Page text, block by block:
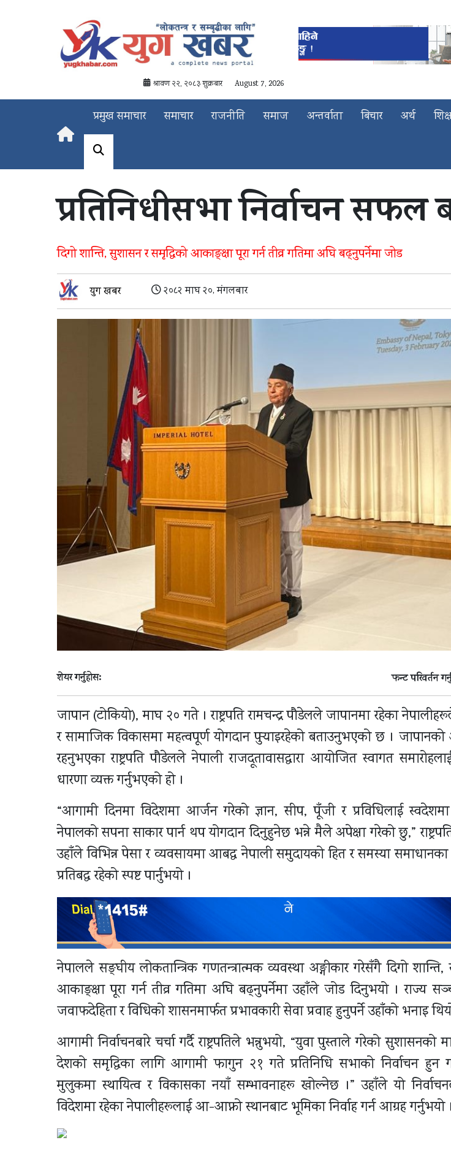
श्रावण २२, २०८३ शुक्रबार August 7, 2026
प्रमुख समाचार समाचार राजनीति समाज अन्तर्वाता बिचार अर्थ
प्रतिनिधीसभा निर्वाचन सफल
दिगो शान्ति, सुशासन र समृद्धिको आकाङ्क्षा पूरा गर्न तीव्र गतिमा अघि बढ्नुपर्नेमा जोड
युग खबर २०८२ माघ २०, मंगलबार
शेयर गर्नुहोस: फन्ट परिवर्तन
जापान (टोकियो), माघ २० गते । राष्ट्रपति रामचन्द्र पौडेलले जापानमा रहेका
र सामाजिक विकासमा महत्वपूर्ण योगदान पुर्‍याइरहेको बताउनुभएको छ ।
रहनुभएका राष्ट्रपति पौडेलले नेपाली राजदूतावासद्वारा आयोजित स्वागत
धारणा व्यक्त गर्नुभएको हो ।
“आगामी दिनमा विदेशमा आर्जन गरेको ज्ञान, सीप, पूँजी र प्रविधिलाई स्वदेशमा
नेपालको सपना साकार पार्न थप योगदान दिनुहुनेछ भन्ने मैले अपेक्षा गरेको छु,”
उहाँले विभिन्न पेसा र व्यवसायमा आबद्ध नेपाली समुदायको हित र समस्या
प्रतिबद्ध रहेको स्पष्ट पार्नुभयो ।
नेपालले सङ्घीय लोकतान्त्रिक गणतन्त्रात्मक व्यवस्था अङ्गीकार गरेसँगै दिगो
आकाङ्क्षा पूरा गर्न तीव्र गतिमा अघि बढ्नुपर्नेमा उहाँले जोड दिनुभयो । राज्य
जवाफदेहिता र विधिको शासनमार्फत प्रभावकारी सेवा प्रवाह हुनुपर्ने उहाँको भनाइ
आगामी निर्वाचनबारे चर्चा गर्दै राष्ट्रपतिले भन्नुभयो, “युवा पुस्ताले गरेको सुशासनको
देशको समृद्धिका लागि आगामी फागुन २१ गते प्रतिनिधि सभाको निर्वाचन
मुलुकमा स्थायित्व र विकासका नयाँ सम्भावनाहरू खोल्नेछ ।” उहाँले यो
विदेशमा रहेका नेपालीहरूलाई आ-आफ्नो स्थानबाट भूमिका निर्वाह गर्न आग्रह गर्नुभयो ।